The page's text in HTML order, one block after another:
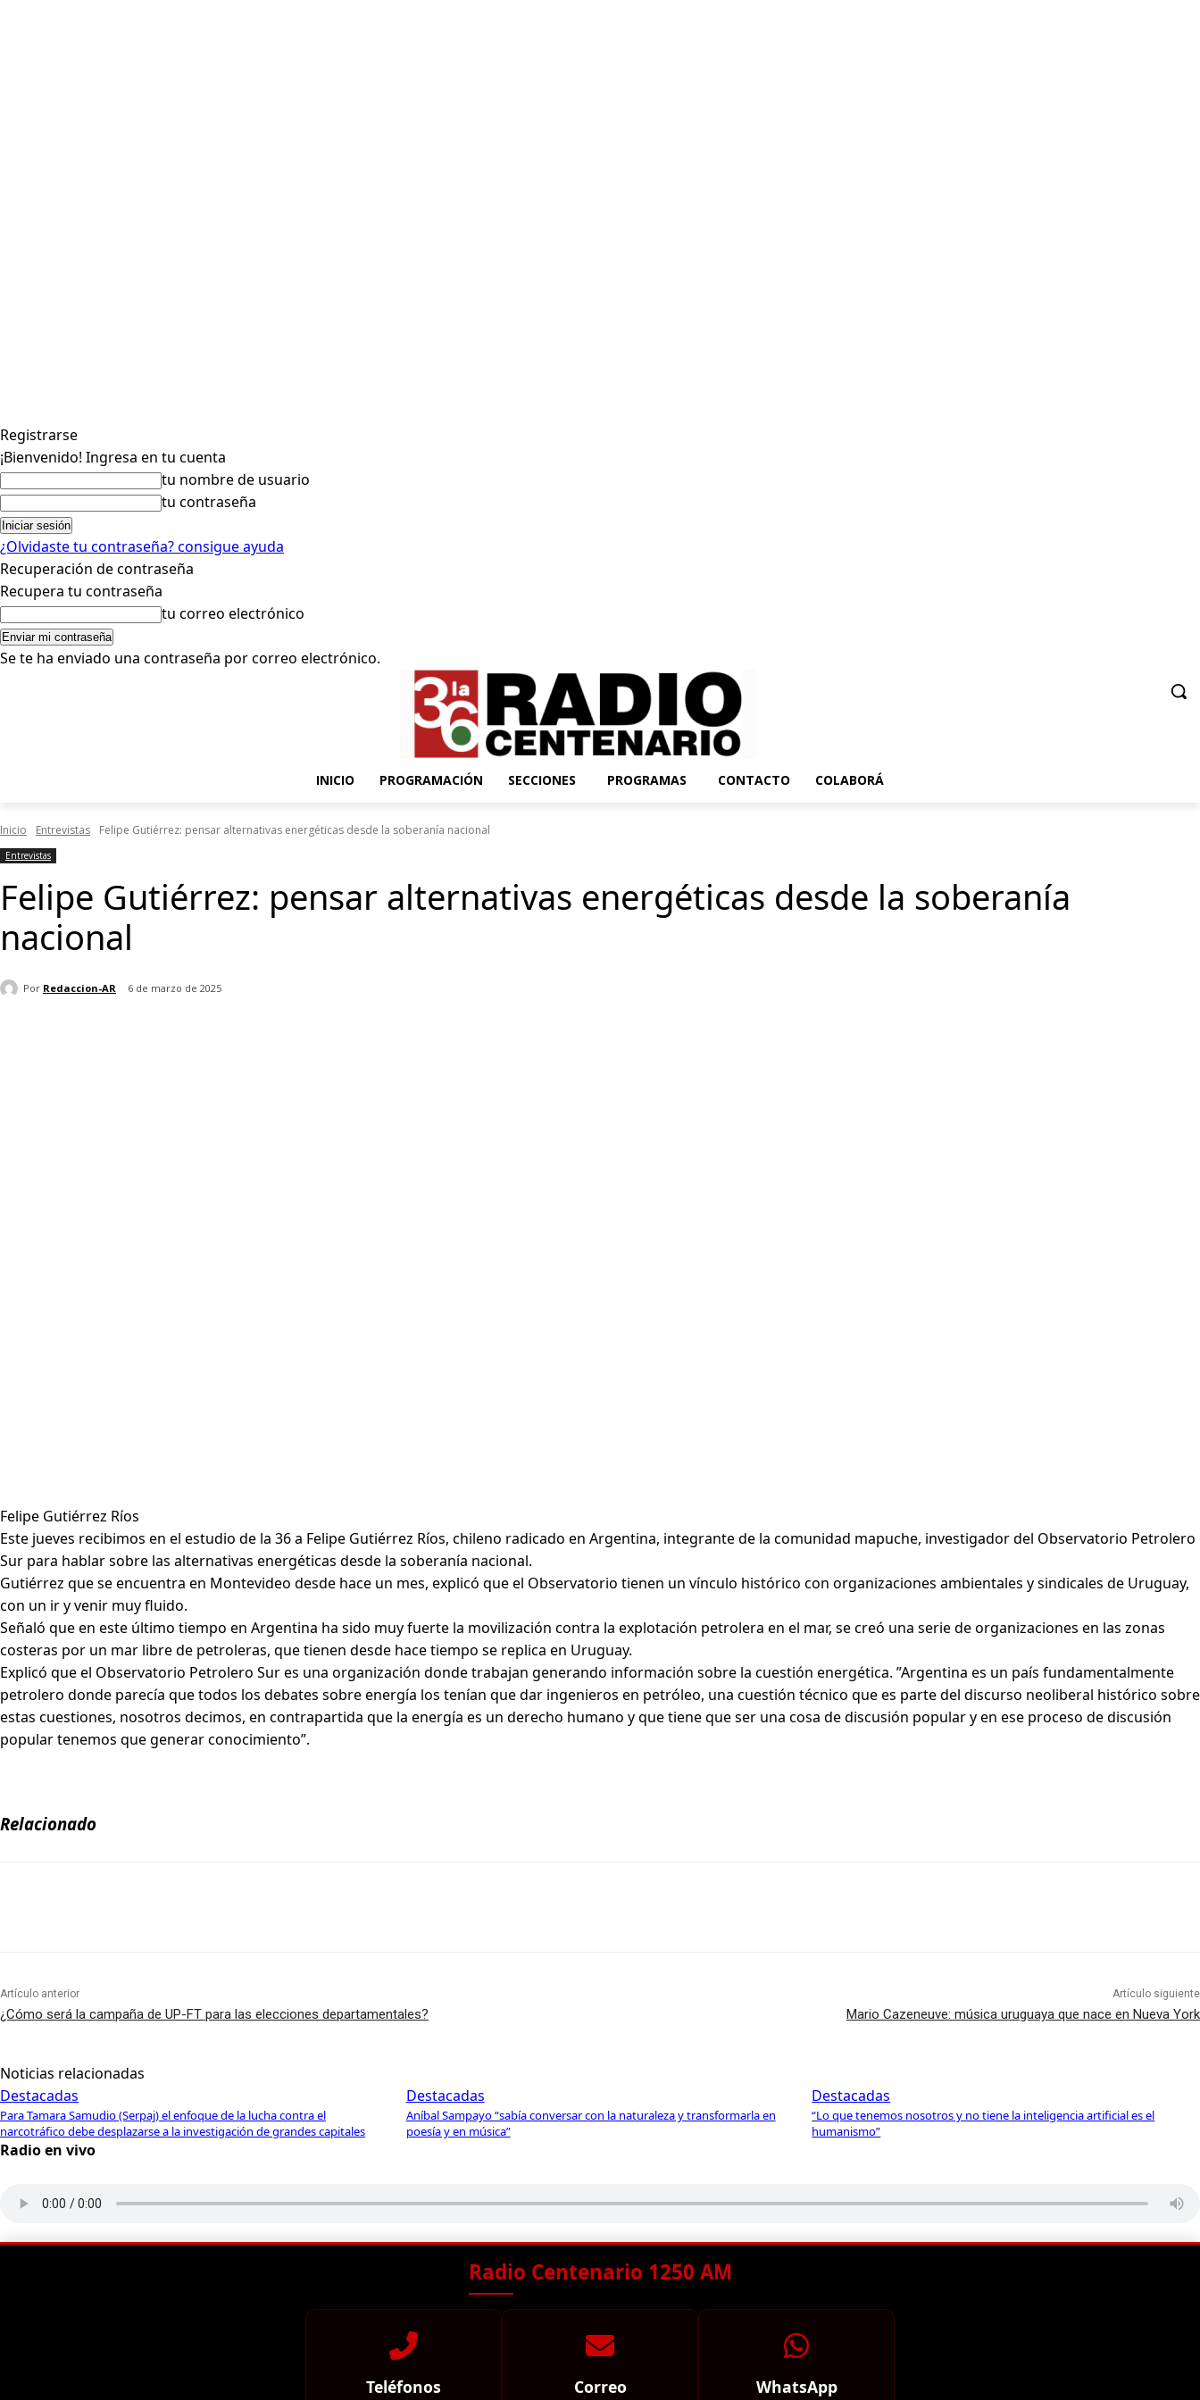
Registrarse
¡Bienvenido! Ingresa en tu cuenta
tu nombre de usuario
tu contraseña
¿Olvidaste tu contraseña? consigue ayuda
Recuperación de contraseña
Recupera tu contraseña
tu correo electrónico
Se te ha enviado una contraseña por correo electrónico.
INICIO PROGRAMACIÓN SECCIONES PROGRAMAS CONTACTO COLABORÁ
Inicio Entrevistas Felipe Gutiérrez: pensar alternativas energéticas desde la soberanía nacional
Entrevistas
Felipe Gutiérrez: pensar alternativas energéticas desde la soberanía
nacional
Por Redaccion-AR 6 de marzo de 2025
Felipe Gutiérrez Ríos
Este jueves recibimos en el estudio de la 36 a Felipe Gutiérrez Ríos, chileno radicado en Argentina, integrante de la comunidad mapuche, investigador del Observatorio Petrolero
Sur para hablar sobre las alternativas energéticas desde la soberanía nacional.
Gutiérrez que se encuentra en Montevideo desde hace un mes, explicó que el Observatorio tienen un vínculo histórico con organizaciones ambientales y sindicales de Uruguay,
con un ir y venir muy fluido.
Señaló que en este último tiempo en Argentina ha sido muy fuerte la movilización contra la explotación petrolera en el mar, se creó una serie de organizaciones en las zonas
costeras por un mar libre de petroleras, que tienen desde hace tiempo se replica en Uruguay.
Explicó que el Observatorio Petrolero Sur es una organización donde trabajan generando información sobre la cuestión energética. ”Argentina es un país fundamentalmente
petrolero donde parecía que todos los debates sobre energía los tenían que dar ingenieros en petróleo, una cuestión técnico que es parte del discurso neoliberal histórico sobre
estas cuestiones, nosotros decimos, en contrapartida que la energía es un derecho humano y que tiene que ser una cosa de discusión popular y en ese proceso de discusión
popular tenemos que generar conocimiento”.
Relacionado
Artículo anterior
¿Cómo será la campaña de UP-FT para las elecciones departamentales?
Artículo siguiente
Mario Cazeneuve: música uruguaya que nace en Nueva York
Noticias relacionadas
Destacadas
Para Tamara Samudio (Serpaj) el enfoque de la lucha contra el
narcotráfico debe desplazarse a la investigación de grandes capitales
Destacadas
Aníbal Sampayo “sabía conversar con la naturaleza y transformarla en
poesía y en música”
Destacadas
“Lo que tenemos nosotros y no tiene la inteligencia artificial es el
humanismo”
Radio en vivo
Radio Centenario 1250 AM
Teléfonos Correo WhatsApp